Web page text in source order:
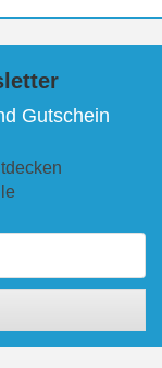
Gutschein